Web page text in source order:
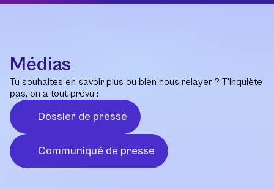
Médias
Tu souhaites en savoir plus ou bien nous relayer ? T’inquiète
pas, on a tout prévu :
Dossier de presse
Communiqué de presse